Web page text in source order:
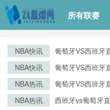
所有联赛
NBA快讯
葡萄牙VS西班牙
NBA快讯
葡萄牙VS西班牙
NBA热讯
葡萄牙VS西班牙
NBA热讯
西班牙vs葡萄牙